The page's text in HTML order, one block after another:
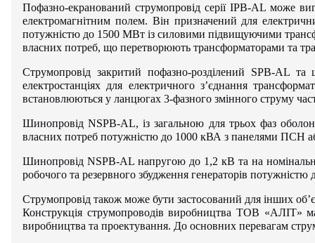
Пофазно-екранований струмопровід серії IPB-AL може
електромагнітним полем. Він призначений для
потужністю до 1500 МВт із силовими підвищуючими
власних потреб, що перетворюють трансформаторами та
Струмопровід закритий пофазно-розділений SPB-AL
електростанціях для електричного з’єднання
встановлюються у ланцюгах 3-фазного змінного струму
Шинопровід NSPB-AL, із загальною для трьох фаз
власних потреб потужністю до 1000 кВА з панелями ПСН
Шинопровід NSPB-AL напругою до 1,2 кВ та на
робочого та резервного збудження генераторів
Струмопровід також може бути застосований для інших
Конструкція струмопроводів виробництва ТОВ «АЛІТ»
виробництва та проектування. До основних перевагам